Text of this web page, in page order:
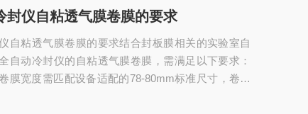
障实验结果的稳定性与可重复性。作用：‌密封防
测实验数据的准确性，同时避免存储过程中样品...
封仪自粘透气膜卷膜的要求
自粘透气膜卷膜的要求结合封板膜相关的实验室自
自动冷封仪的自粘透气膜卷膜，需满足以下要求：
膜宽度需匹配设备适配的78-80mm标准尺寸，卷芯